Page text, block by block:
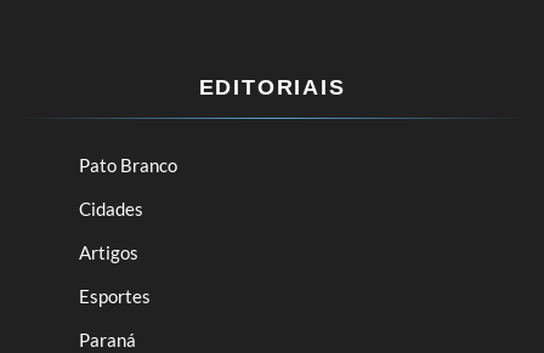
EDITORIAIS
Pato Branco
Cidades
Artigos
Esportes
Paraná